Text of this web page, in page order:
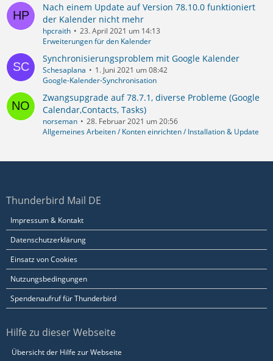
Nach einem Update auf Version 78.10.0 funktioniert
der Kalender nicht mehr
hpcraith
23. April 2021 um 14:13
Erweiterungen für den Kalender
Synchronisierungsproblem mit Google Kalender
Schesaplana
1. Juni 2021 um 08:42
Google-Kalender-Synchronisation
Zwangsupgrade auf 78.7.1, diverse Probleme (Google
Calendar,Contacts, Tasks)
norseman
28. Februar 2021 um 20:56
Allgemeines Arbeiten / Konten einrichten / Installation & Update
Thunderbird Mail DE
Impressum & Kontakt
Datenschutzerklärung
Einsatz von Cookies
Nutzungsbedingungen
Spendenaufruf für Thunderbird
Hilfe zu dieser Webseite
Übersicht der Hilfe zur Webseite